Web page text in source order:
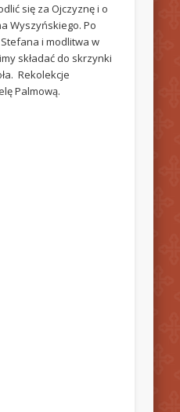
się za Ojczyznę i o
Wyszyńskiego. Po
i modlitwa w
składać do skrzynki
Rekolekcje
Palmową.